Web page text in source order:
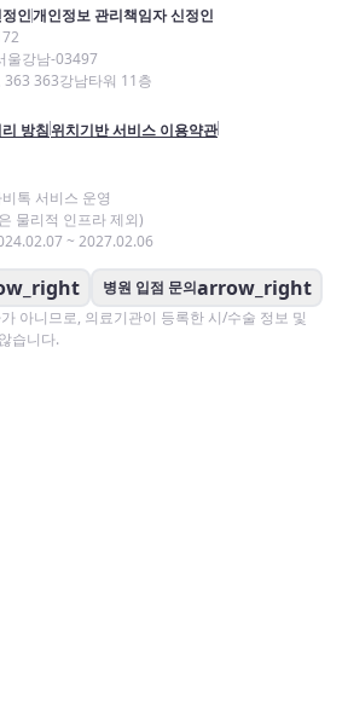
인개인정보 관리책임자 신정인
울강남-03497
363 363강남타워 11층
방침위치기반 서비스 이용약관
톡 서비스 운영
물리적 인프라 제외)
~ 2027.02.06
병원 입점 문의arrow_right
아니므로, 의료기관이 등록한 시/수술 정보 및
습니다.